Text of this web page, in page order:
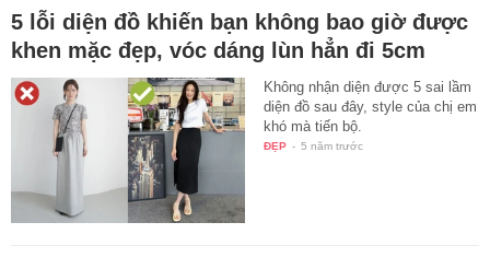
5 lỗi diện đồ khiến bạn không bao giờ được
khen mặc đẹp, vóc dáng lùn hẳn đi 5cm
Không nhận diện được 5 sai lầm
diện đồ sau đây, style của chị em
khó mà tiến bộ.
ĐẸP - 5 năm trước